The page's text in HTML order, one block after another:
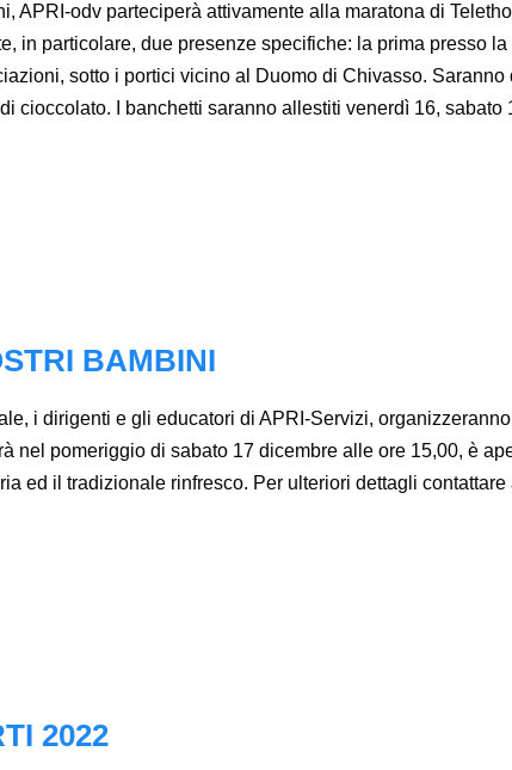
APRI-odv parteciperà attivamente alla maratona di
in particolare, due presenze specifiche: la prima presso
sotto i portici vicino al Duomo di Chivasso.
cioccolato. I banchetti saranno allestiti venerdì 16, sabato
BAMBINI
i dirigenti e gli educatori di APRI-Servizi,
nel pomeriggio di sabato 17 dicembre alle ore 15,00, è
ed il tradizionale rinfresco. Per ulteriori dettagli
2022